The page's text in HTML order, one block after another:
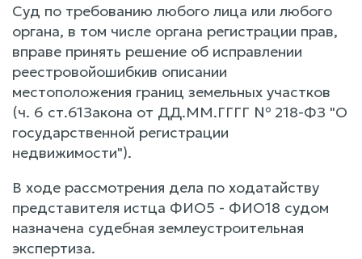
Суд по требованию любого лица или любого
органа, в том числе органа регистрации прав,
вправе принять решение об исправлении
реестровойошибкив описании
местоположения границ земельных участков
(ч. 6 ст.61Закона от ДД.ММ.ГГГГ № 218-ФЗ "О
государственной регистрации
недвижимости").
В ходе рассмотрения дела по ходатайству
представителя истца ФИО5 - ФИО18 судом
назначена судебная землеустроительная
экспертиза.